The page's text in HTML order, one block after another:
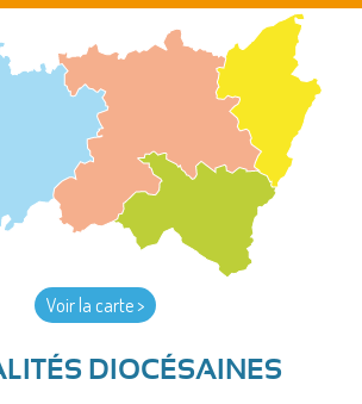
Voir la carte >
DIOCÉSAINES